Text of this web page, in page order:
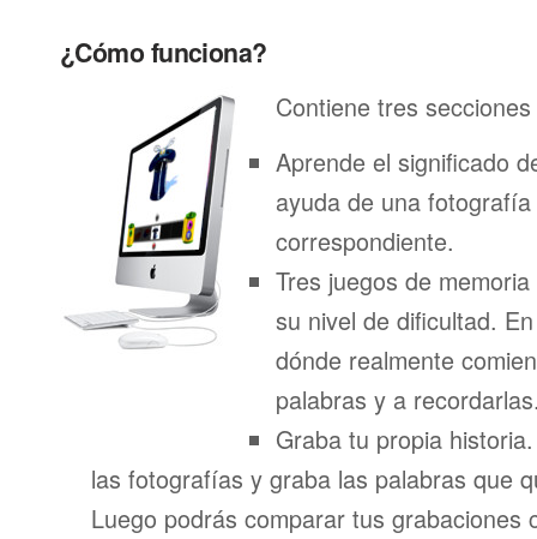
¿Cómo funciona?
Contiene tres
Aprende el significado
ayuda de una
correspondiente.
Tres juegos de
su nivel de dificultad.
dónde realmente
palabras y a
Graba tu propia
las fotografías y graba las palabras que
Luego podrás comparar tus grabaciones